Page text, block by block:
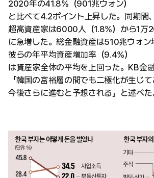
2020年の41.8%（901兆ウォン）
と比べて4.2ポイント上昇した。同期間、
超高資産家は6000人（1.8%）から1万
に急増した。総金融資産は510兆ウォン
彼らの年平均資産増加率（9.4%）
は資産家全体の平均を上回った。KB金
「韓国の富裕層の間でも二極化が生じて
今後さらに進むと予想される」と述べた